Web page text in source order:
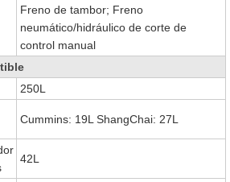
Freno de tambor; Freno
neumático/hidráulico de corte de
control manual
250L
Cummins: 19L ShangChai: 27L
42L